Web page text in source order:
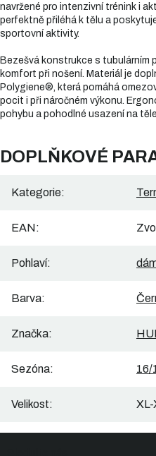
navržené pro intenzivní trénink i
perfektně přiléhá k tělu a
sportovní aktivity.
Bezešvá konstrukce s tubulárním
komfort při nošení. Materiál je
Polygiene®, která pomáhá
pocit i při náročném výkonu.
pohybu a pohodlné usazení na
DOPLŇKOVÉ
Kategorie:
EAN:
Pohlaví:
Barva:
Značka:
Sezóna: 16/
Velikost: XL-